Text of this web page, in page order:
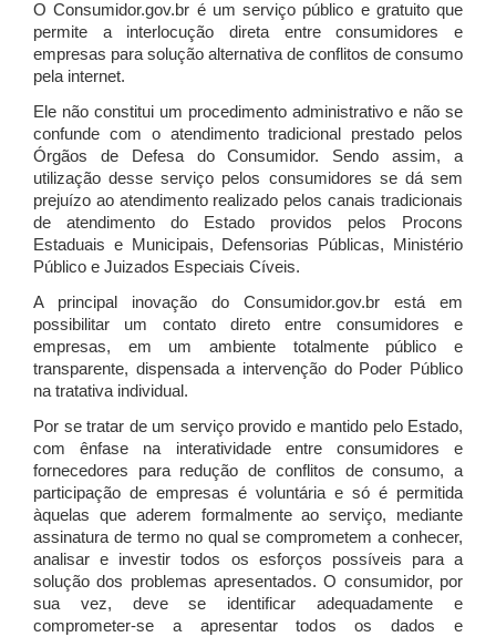
O Consumidor.gov.br é um serviço público e gratuito que
permite a interlocução direta entre consumidores e
empresas para solução alternativa de conflitos de consumo
pela internet.
Ele não constitui um procedimento administrativo e não se
confunde com o atendimento tradicional prestado pelos
Órgãos de Defesa do Consumidor. Sendo assim, a
utilização desse serviço pelos consumidores se dá sem
prejuízo ao atendimento realizado pelos canais tradicionais
de atendimento do Estado providos pelos Procons
Estaduais e Municipais, Defensorias Públicas, Ministério
Público e Juizados Especiais Cíveis.
A principal inovação do Consumidor.gov.br está em
possibilitar um contato direto entre consumidores e
empresas, em um ambiente totalmente público e
transparente, dispensada a intervenção do Poder Público
na tratativa individual.
Por se tratar de um serviço provido e mantido pelo Estado,
com ênfase na interatividade entre consumidores e
fornecedores para redução de conflitos de consumo, a
participação de empresas é voluntária e só é permitida
àquelas que aderem formalmente ao serviço, mediante
assinatura de termo no qual se comprometem a conhecer,
analisar e investir todos os esforços possíveis para a
solução dos problemas apresentados. O consumidor, por
sua vez, deve se identificar adequadamente e
comprometer-se a apresentar todos os dados e